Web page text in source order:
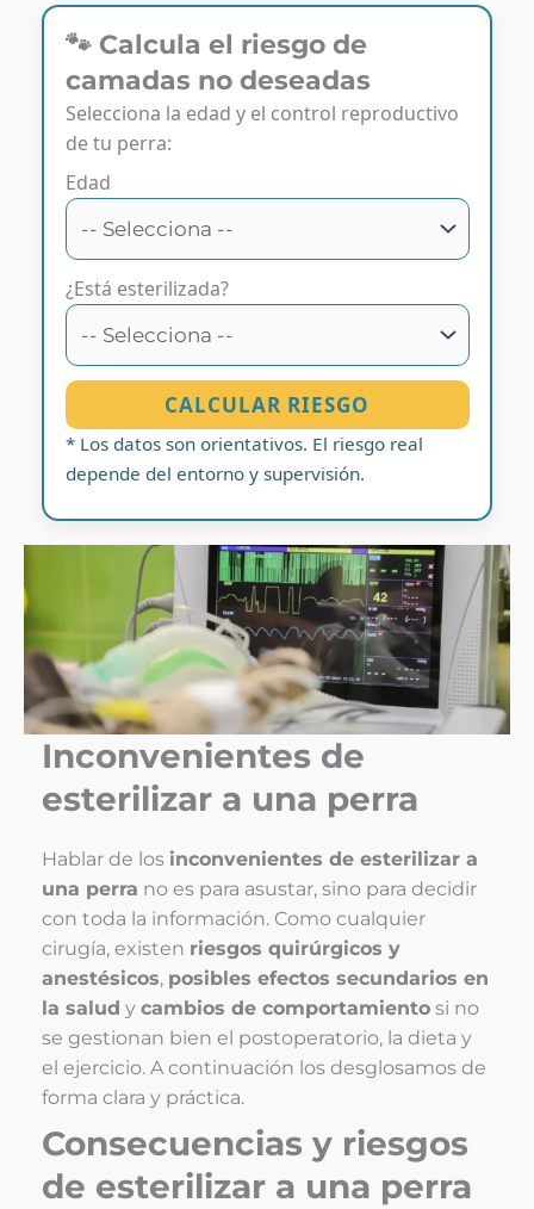
🐾 Calcula el riesgo de
camadas no deseadas
Selecciona la edad y el control reproductivo
de tu perra:
Edad
¿Está esterilizada?
CALCULAR RIESGO
* Los datos son orientativos. El riesgo real
depende del entorno y supervisión.
Inconvenientes de
esterilizar a una perra
Hablar de los inconvenientes de esterilizar a
una perra no es para asustar, sino para decidir
con toda la información. Como cualquier
cirugía, existen riesgos quirúrgicos y
anestésicos, posibles efectos secundarios en
la salud y cambios de comportamiento si no
se gestionan bien el postoperatorio, la dieta y
el ejercicio. A continuación los desglosamos de
forma clara y práctica.
Consecuencias y riesgos
de esterilizar a una perra